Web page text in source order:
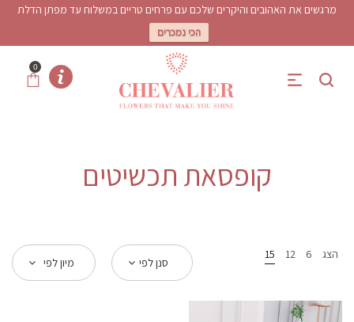
מרגשים את האהובים והיקרים שלכם עם פרחים טריים במשלוח עד מפתן הדלת
הכי נמכרים
0
קופסאת תכשיטים
הצג 6
12
15
סנן לפי מיון לפי